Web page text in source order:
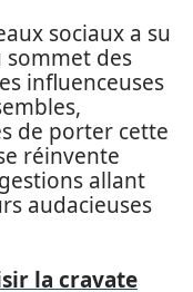
sociaux a su
des
influenceuses
de porter cette
réinvente
allant
audacieuses
la cravate